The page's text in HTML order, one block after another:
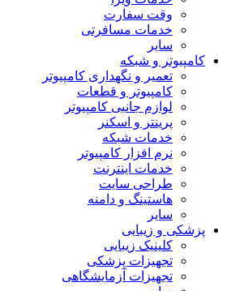
وقت سفارت
خدمات مسافرتی
سایر
کامپیوتر و شبکه
تعمیر و نگهداری کامپیوتر
کامپیوتر و قطعات
لوازم جانبی کامپیوتر
پرینتر و اسکنر
خدمات شبکه
نرم افزار کامپیوتر
خدمات اینترنت
طراحی سایت
هاستینگ و دامنه
سایر
پزشکی و زیبایی
کلینیک زیبایی
تجهیزات پزشکی
تجهیزات آزمایشگاهی